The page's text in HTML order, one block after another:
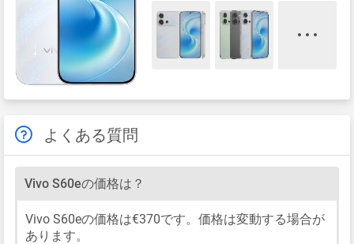
よくある質問
Vivo S60eの価格は？
Vivo S60eの価格は€370です。価格は変動する場合が
あります。